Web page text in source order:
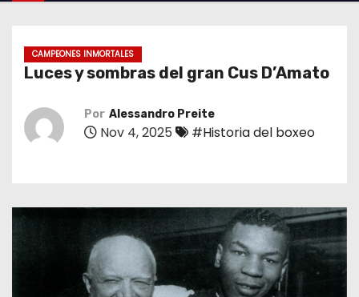
CAMPEONES INMORTALES
Luces y sombras del gran Cus D’Amato
Por Alessandro Preite
Nov 4, 2025 #Historia del boxeo